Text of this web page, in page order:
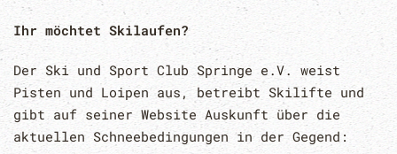
Ihr möchtet Skilaufen?
Der Ski und Sport Club Springe e.V. weist
Pisten und Loipen aus, betreibt Skilifte und
gibt auf seiner Website Auskunft über die
aktuellen Schneebedingungen in der Gegend: